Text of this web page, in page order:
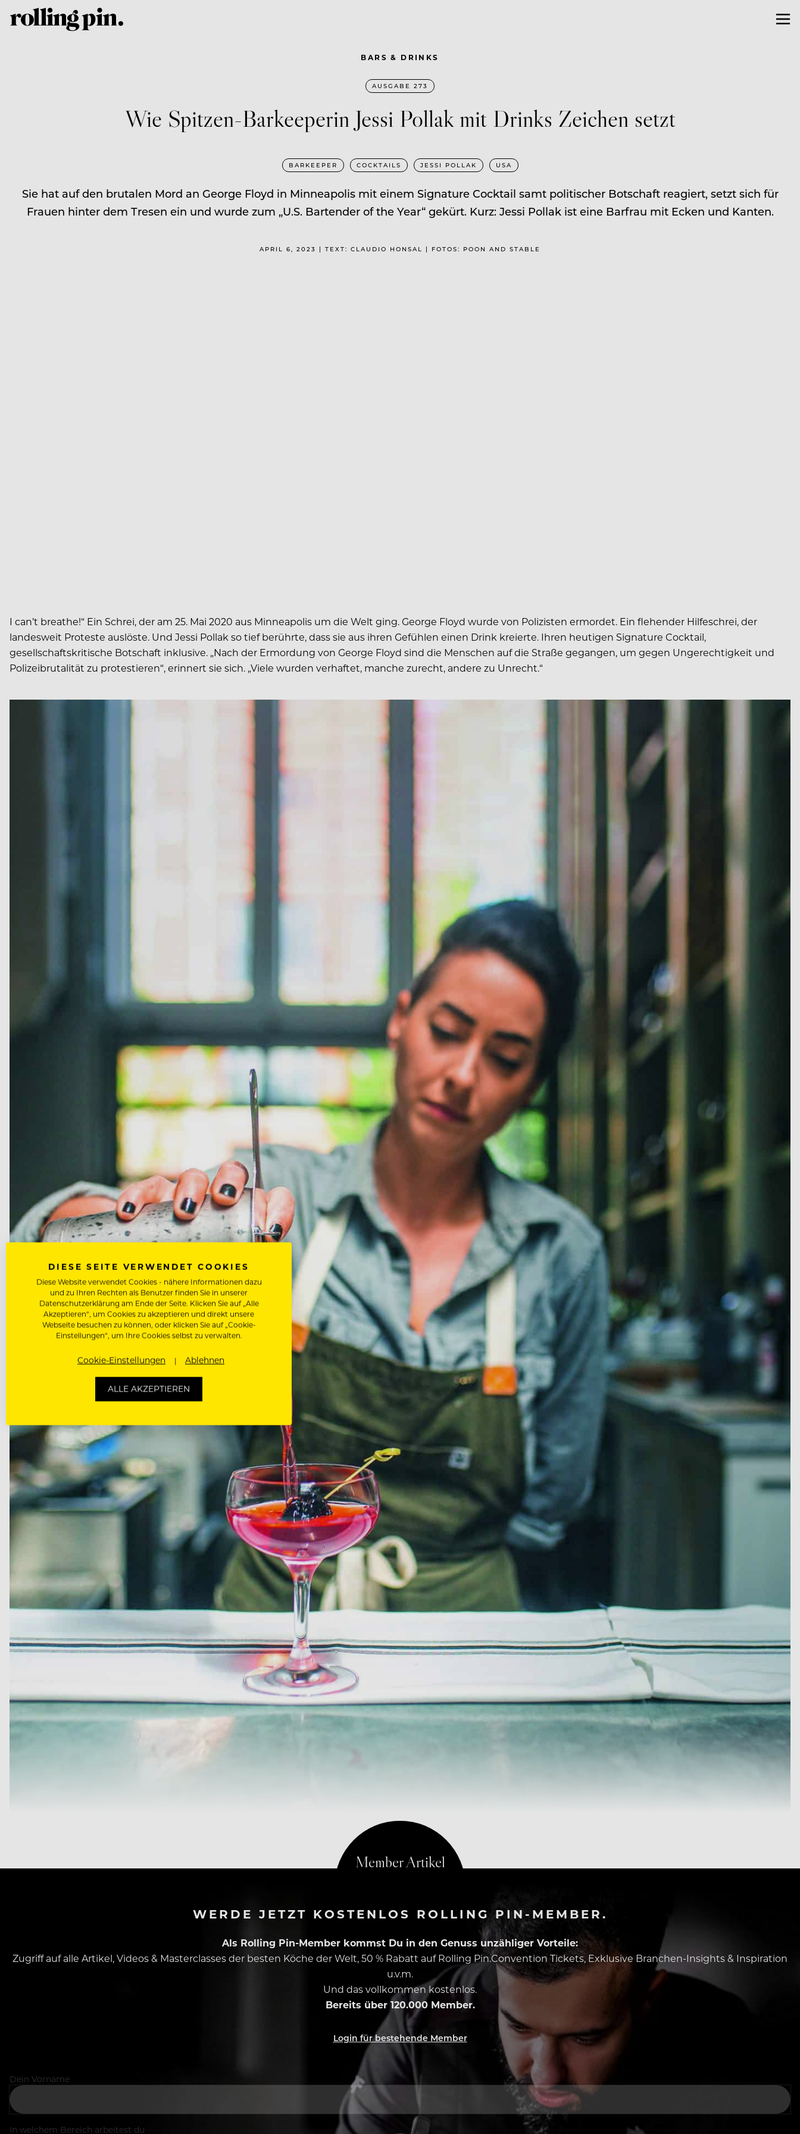
BARS & DRINKS
AUSGABE 273
Wie Spitzen-Barkeeperin Jessi Pollak mit Drinks Zeichen setzt
BARKEEPER COCKTAILS JESSI POLLAK USA
Sie hat auf den brutalen Mord an George Floyd in Minneapolis mit einem Signature Cocktail samt politischer Botschaft reagiert, setzt sich für
Frauen hinter dem Tresen ein und wurde zum „U.S. Bartender of the Year“ gekürt. Kurz: Jessi Pollak ist eine Barfrau mit Ecken und Kanten.
APRIL 6, 2023 | TEXT: CLAUDIO HONSAL | FOTOS: POON AND STABLE
I can’t breathe!“ Ein Schrei, der am 25. Mai 2020 aus Minneapolis um die Welt ging. George Floyd wurde von Polizisten ermordet. Ein flehender Hilfeschrei, der
landesweit Proteste auslöste. Und Jessi Pollak so tief berührte, dass sie aus ihren Gefühlen einen Drink kreierte. Ihren heutigen Signature Cocktail,
gesellschaftskritische Botschaft inklusive. „Nach der Ermordung von George Floyd sind die Menschen auf die Straße gegangen, um gegen Ungerechtigkeit und
Polizeibrutalität zu protestieren“, erinnert sie sich. „Viele wurden verhaftet, manche zurecht, andere zu Unrecht.“
WERDE JETZT KOSTENLOS ROLLING PIN-MEMBER.
Als Rolling Pin-Member kommst Du in den Genuss unzähliger Vorteile:
Zugriff auf alle Artikel, Videos & Masterclasses der besten Köche der Welt, 50 % Rabatt auf Rolling Pin.Convention Tickets, Exklusive Branchen-Insights & Inspiration
u.v.m.
Und das vollkommen kostenlos.
Bereits über 120.000 Member.
Login für bestehende Member
Dein Vorname
In welchem Bereich arbeitest du
DIESE SEITE VERWENDET COOKIES
Diese Website verwendet Cookies - nähere Informationen dazu
und zu Ihren Rechten als Benutzer finden Sie in unserer
Datenschutzerklärung am Ende der Seite. Klicken Sie auf „Alle
Akzeptieren“, um Cookies zu akzeptieren und direkt unsere
Webseite besuchen zu können, oder klicken Sie auf „Cookie-
Einstellungen“, um Ihre Cookies selbst zu verwalten.
Cookie-Einstellungen Ablehnen
ALLE AKZEPTIEREN